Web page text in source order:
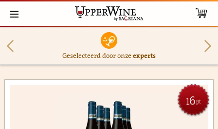
Geselecteerd door onzeexperts
16pt